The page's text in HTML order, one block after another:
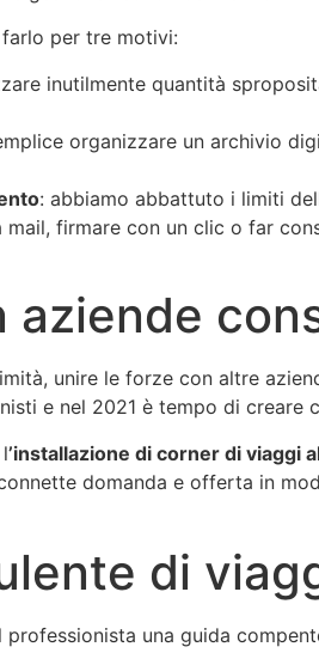
per tre motivi:
inutilmente quantità
organizzare un archivio
: abbiamo abbattuto i limiti
firmare con un clic o far
aziende
unire le forze con altre
e nel 2021 è tempo di
’installazione di corner di viaggi
domanda e offerta in
di
una guida